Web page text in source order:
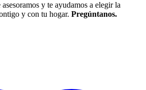
asesoramos y te ayudamos a elegir la
y con tu hogar. Pregúntanos.